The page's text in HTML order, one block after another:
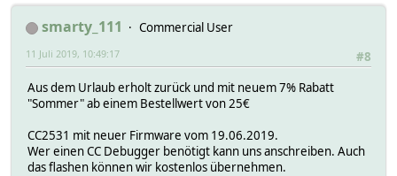
smarty_111
Commercial User
#8
11 Juli 2019, 10:49:17
Aus dem Urlaub erholt zurück und mit neuem 7% Rabatt
"Sommer" ab einem Bestellwert von 25€
CC2531 mit neuer Firmware vom 19.06.2019.
Wer einen CC Debugger benötigt kann uns anschreiben. Auch
das flashen können wir kostenlos übernehmen.